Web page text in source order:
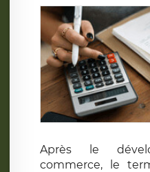
Après le
commerce, le